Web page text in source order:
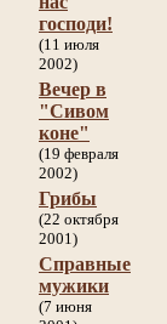
господи!
(11 июля
2002)
Вечер в
"Сивом
коне"
(19 февраля
2002)
Грибы
(22 октября
2001)
Справные
мужики
(7 июня